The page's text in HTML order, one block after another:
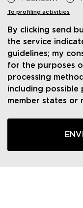
To profiling activities
By clicking send
the service
guidelines; my
for the purposes
processing
including possible
member states or